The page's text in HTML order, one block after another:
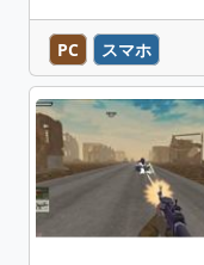
PC スマホ